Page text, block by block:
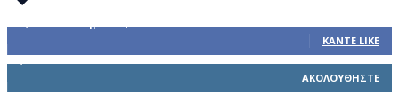
ΚΆΝΤΕ LIKE
ΑΚΟΛΟΥΘΉΣΤΕ